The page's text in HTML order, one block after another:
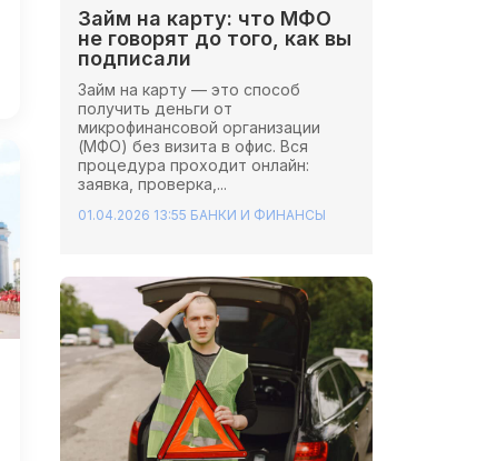
Займ на карту: что МФО
не говорят до того, как вы
подписали
Займ на карту — это способ
получить деньги от
микрофинансовой организации
(МФО) без визита в офис. Вся
процедура проходит онлайн:
заявка, проверка,...
01.04.2026 13:55 БАНКИ И ФИНАНСЫ